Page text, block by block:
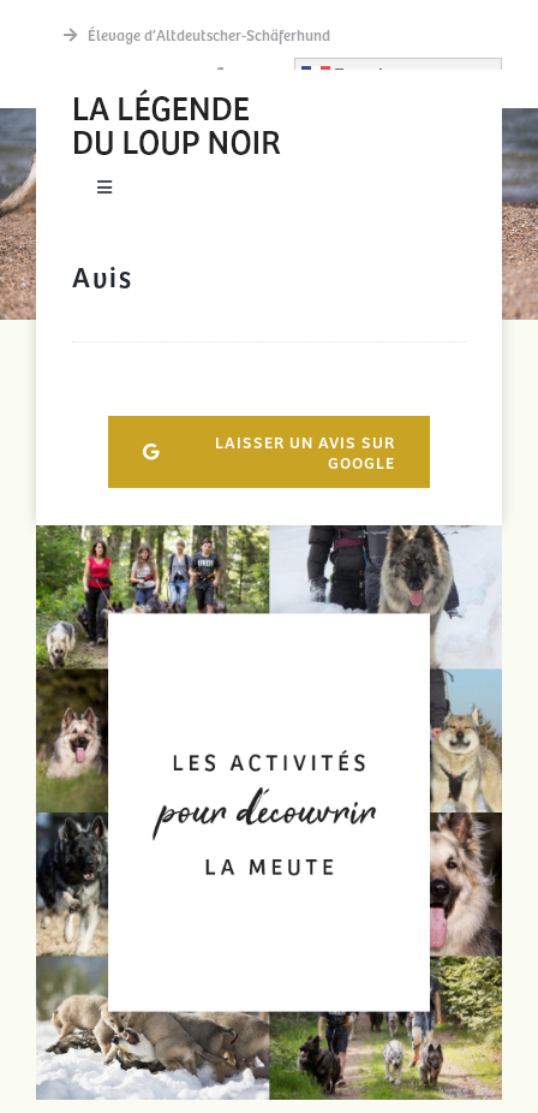
Élevage d’Altdeutscher-Schäferhund
French
Toggle
New accueil
Portées en cours
Portées archivées
Infos pratiques
Activités
Rechercher:
AVIS
Avis
LAISSER UN AVIS SUR
GOOGLE